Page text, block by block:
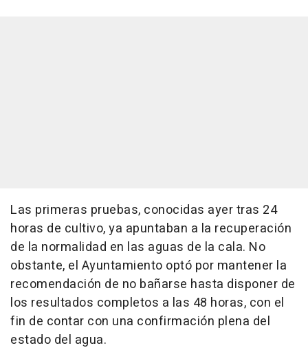
Las primeras pruebas, conocidas ayer tras 24
horas de cultivo, ya apuntaban a la recuperación
de la normalidad en las aguas de la cala. No
obstante, el Ayuntamiento optó por mantener la
recomendación de no bañarse hasta disponer de
los resultados completos a las 48 horas, con el
fin de contar con una confirmación plena del
estado del agua.